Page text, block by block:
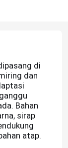
di
dan
Bahan
sirap
atap.